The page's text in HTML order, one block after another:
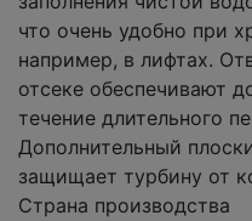
что очень удобно при
например, в лифтах.
отсеке обеспечивают
течение длительного
Дополнительный
защищает турбину от
Страна производства